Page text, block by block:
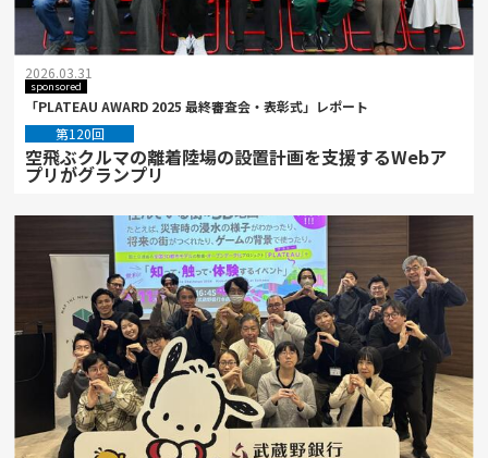
2026.03.31
sponsored
「PLATEAU AWARD 2025 最終審査会・表彰式」レポート
第120回
空飛ぶクルマの離着陸場の設置計画を支援するWebア
プリがグランプリ